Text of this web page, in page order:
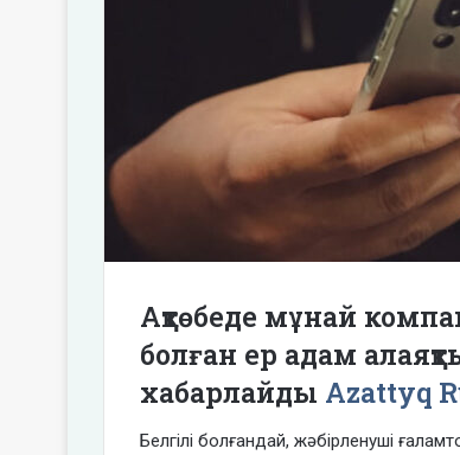
Ақтөбеде мұнай
болған ер адам
хабарлайды Azattyq
Белгілі болғандай, жәбірленуші